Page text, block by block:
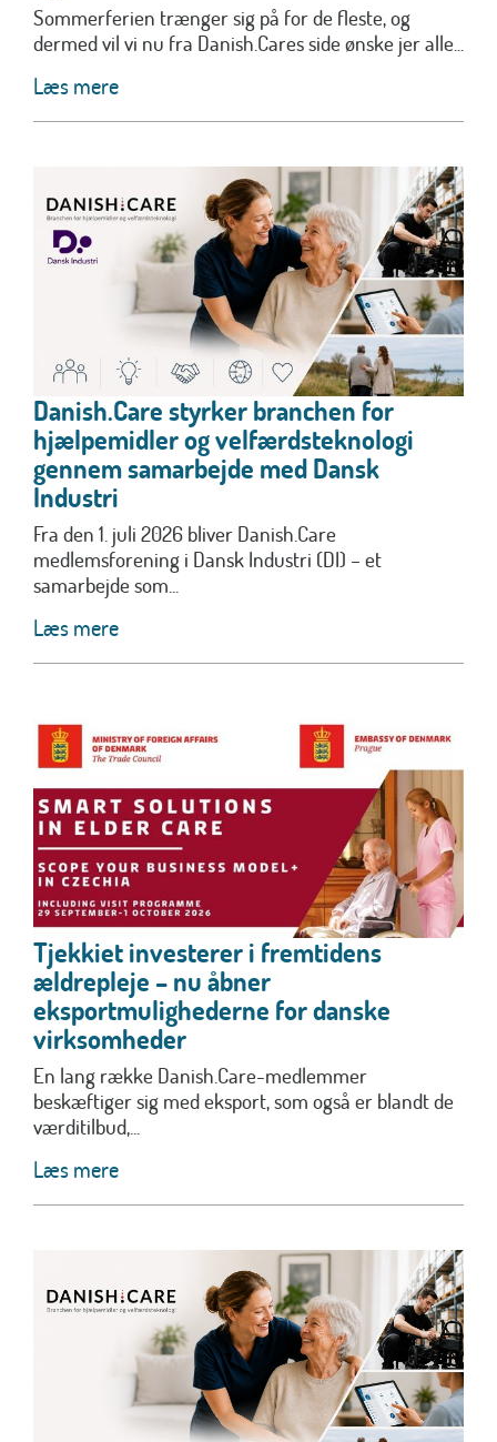
Sommerferien trænger sig på for de fleste, og
dermed vil vi nu fra Danish.Cares side ønske jer alle...
Læs mere
Danish.Care styrker branchen for
hjælpemidler og velfærdsteknologi
gennem samarbejde med Dansk
Industri
Fra den 1. juli 2026 bliver Danish.Care
medlemsforening i Dansk Industri (DI) – et
samarbejde som...
Læs mere
Tjekkiet investerer i fremtidens
ældrepleje – nu åbner
eksportmulighederne for danske
virksomheder
En lang række Danish.Care-medlemmer
beskæftiger sig med eksport, som også er blandt de
værditilbud,...
Læs mere